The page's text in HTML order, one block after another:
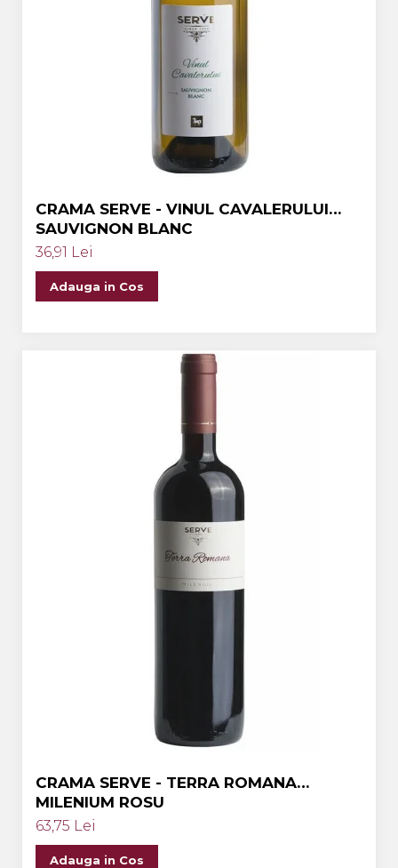
CRAMA SERVE - VINUL CAVALERULUI
SAUVIGNON BLANC
36,91 Lei
Adauga in Cos
CRAMA SERVE - TERRA ROMANA
MILENIUM ROSU
63,75 Lei
Adauga in Cos